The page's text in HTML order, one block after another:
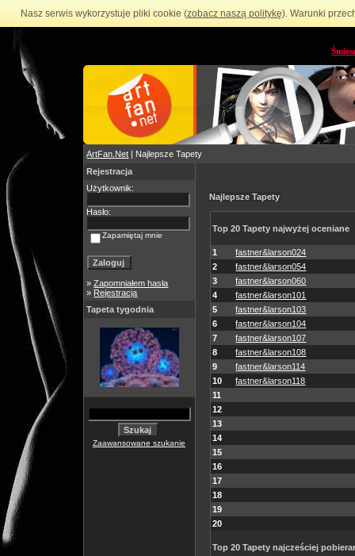
Nasz serwis wykorzystuje pliki cookie (zobacz naszą politykę). Warunki
ArtFan.Net | Najlepsze Tapety
Rejestracja
Użytkownik:
Hasło:
Zapamiętaj mnie
»Zapomniałem hasła
» Rejestracja
Tapeta tygodnia
Zaawansowane szukanie
Najlepsze Tapety
Top 20 Tapety najwyżej oceniane
1
fastner&larson024
2
fastner&larson054
3
fastner&larson060
4
fastner&larson101
5
fastner&larson103
6
fastner&larson104
7
fastner&larson107
8
fastner&larson108
9
fastner&larson114
10
fastner&larson118
11
12
13
14
15
16
17
18
19
20
Top 20 Tapety najcześciej